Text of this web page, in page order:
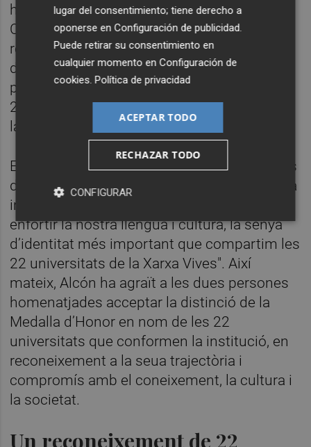
ha estat molt vinculat a la Universitat
Catalana d’Estiu (UCE), de la qual en va ser
rector l’any 2014. Així mateix, se n’ha
destacat el seu compromís cívic com a
president de la Fundació puntCAT (2010-
2011) que treballa per promoure la llengua i
la cultura a l’esfera digital.
En la cloenda, la presidenta de la Xarxa Vives
d’Universitats i rectora de l’UJI, Eva Alcón, ha
insistit en la importància "de preservar i
enfortir la nostra llengua i cultura, la senya
d’identitat més important que compartim les
22 universitats de la Xarxa Vives". Així
mateix, Alcón ha agraït a les dues persones
homenatjades acceptar la distinció de la
Medalla d’Honor en nom de les 22
universitats que conformen la institució, en
reconeixement a la seua trajectòria i
compromís amb el coneixement, la cultura i
la societat.
Un reconeixement de 22
lugar del consentimiento; tiene derecho a
oponerse enConfiguración de publicidad.
Puede retirar su consentimiento en
cualquier momento enConfiguración de
cookies.Política de privacidad
ACEPTAR TODO
RECHAZAR TODO
CONFIGURAR